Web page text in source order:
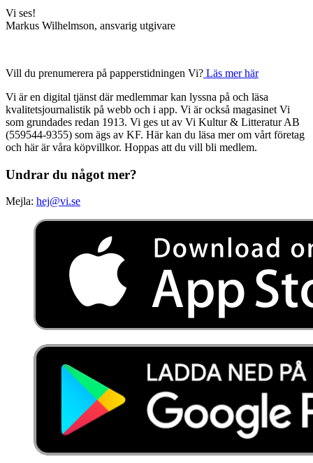
Vi ses!
Markus Wilhelmson, ansvarig utgivare
Vill du prenumerera på papperstidningen Vi? Läs mer här
Vi är en digital tjänst där medlemmar kan lyssna på och läsa
kvalitetsjournalistik på webb och i app. Vi är också magasinet Vi
som grundades redan 1913. Vi ges ut av Vi Kultur & Litteratur AB
(559544-9355) som ägs av KF. Här kan du läsa mer om vårt företag
och här är våra köpvillkor. Hoppas att du vill bli medlem.
Undrar du något mer?
Mejla: hej@vi.se